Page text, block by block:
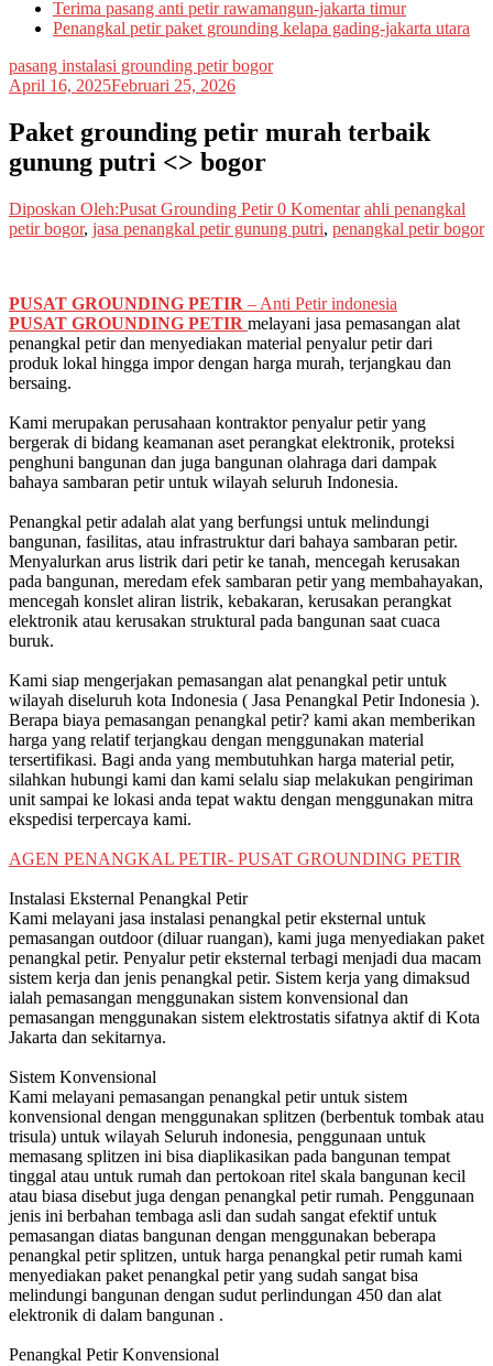
Terima pasang anti petir rawamangun-jakarta timur
Penangkal petir paket grounding kelapa gading-jakarta utara
pasang instalasi grounding petir bogor
April 16, 2025Februari 25, 2026
Paket grounding petir murah terbaik
gunung putri <> bogor
Diposkan Oleh:Pusat Grounding Petir0 Komentar ahli penangkal
petir bogor, jasa penangkal petir gunung putri, penangkal petir bogor
PUSAT GROUNDING PETIR – Anti Petir indonesia
PUSAT GROUNDING PETIR melayani jasa pemasangan alat
penangkal petir dan menyediakan material penyalur petir dari
produk lokal hingga impor dengan harga murah, terjangkau dan
bersaing.
Kami merupakan perusahaan kontraktor penyalur petir yang
bergerak di bidang keamanan aset perangkat elektronik, proteksi
penghuni bangunan dan juga bangunan olahraga dari dampak
bahaya sambaran petir untuk wilayah seluruh Indonesia.
Penangkal petir adalah alat yang berfungsi untuk melindungi
bangunan, fasilitas, atau infrastruktur dari bahaya sambaran petir.
Menyalurkan arus listrik dari petir ke tanah, mencegah kerusakan
pada bangunan, meredam efek sambaran petir yang membahayakan,
mencegah konslet aliran listrik, kebakaran, kerusakan perangkat
elektronik atau kerusakan struktural pada bangunan saat cuaca
buruk.
Kami siap mengerjakan pemasangan alat penangkal petir untuk
wilayah diseluruh kota Indonesia ( Jasa Penangkal Petir Indonesia ).
Berapa biaya pemasangan penangkal petir? kami akan memberikan
harga yang relatif terjangkau dengan menggunakan material
tersertifikasi. Bagi anda yang membutuhkan harga material petir,
silahkan hubungi kami dan kami selalu siap melakukan pengiriman
unit sampai ke lokasi anda tepat waktu dengan menggunakan mitra
ekspedisi terpercaya kami.
AGEN PENANGKAL PETIR- PUSAT GROUNDING PETIR
Instalasi Eksternal Penangkal Petir
Kami melayani jasa instalasi penangkal petir eksternal untuk
pemasangan outdoor (diluar ruangan), kami juga menyediakan paket
penangkal petir. Penyalur petir eksternal terbagi menjadi dua macam
sistem kerja dan jenis penangkal petir. Sistem kerja yang dimaksud
ialah pemasangan menggunakan sistem konvensional dan
pemasangan menggunakan sistem elektrostatis sifatnya aktif di Kota
Jakarta dan sekitarnya.
Sistem Konvensional
Kami melayani pemasangan penangkal petir untuk sistem
konvensional dengan menggunakan splitzen (berbentuk tombak atau
trisula) untuk wilayah Seluruh indonesia, penggunaan untuk
memasang splitzen ini bisa diaplikasikan pada bangunan tempat
tinggal atau untuk rumah dan pertokoan ritel skala bangunan kecil
atau biasa disebut juga dengan penangkal petir rumah. Penggunaan
jenis ini berbahan tembaga asli dan sudah sangat efektif untuk
pemasangan diatas bangunan dengan menggunakan beberapa
penangkal petir splitzen, untuk harga penangkal petir rumah kami
menyediakan paket penangkal petir yang sudah sangat bisa
melindungi bangunan dengan sudut perlindungan 450 dan alat
elektronik di dalam bangunan .
Penangkal Petir Konvensional